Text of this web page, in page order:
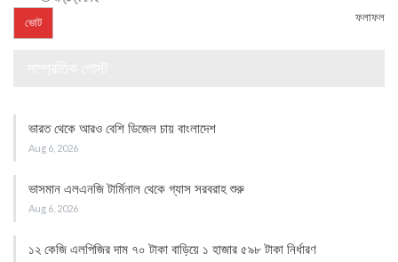
ফলাফল
ভারত থেকে আরও বেশি ডিজেল চায় বাংলাদেশ
Aug 6, 2026
ভাসমান এলএনজি টার্মিনাল থেকে গ্যাস সরবরাহ শুরু
Aug 6, 2026
১২ কেজি এলপিজির দাম ৭০ টাকা বাড়িয়ে ১ হাজার ৫৯৮ টাকা নির্ধারণ